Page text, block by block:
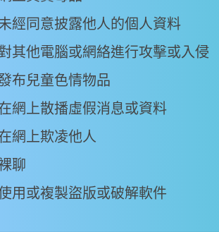
經同意披露他人的個人資料
其他電腦或網絡進行攻擊或入侵
布兒童色情物品
網上散播虛假消息或資料
網上欺凌他人
聊
用或複製盜版或破解軟件